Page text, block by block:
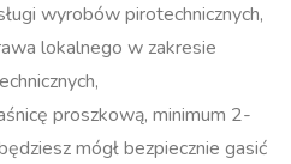
wyrobów pirotechnicznych,
lokalnego w zakresie
proszkową, minimum 2-
mógł bezpiecznie gasić